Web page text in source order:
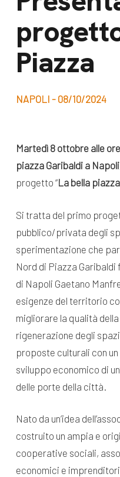
Piazza
NAPOLI - 08/10/2024
Martedì 8 ottobre alle
piazza Garibaldi a Napoli
progetto “La bella piazza
Si tratta del primo
pubblico/privata degli
sperimentazione che
Nord di Piazza
di Napoli Gaetano
esigenze del territorio
migliorare la qualità
rigenerazione degli
proposte culturali con
sviluppo economico di
delle porte della città.
Nato da un’idea
costruito un ampia e
cooperative sociali,
economici e
Lavora con noi
Bilancio di
missione
Appuntamenti
Seguici sui